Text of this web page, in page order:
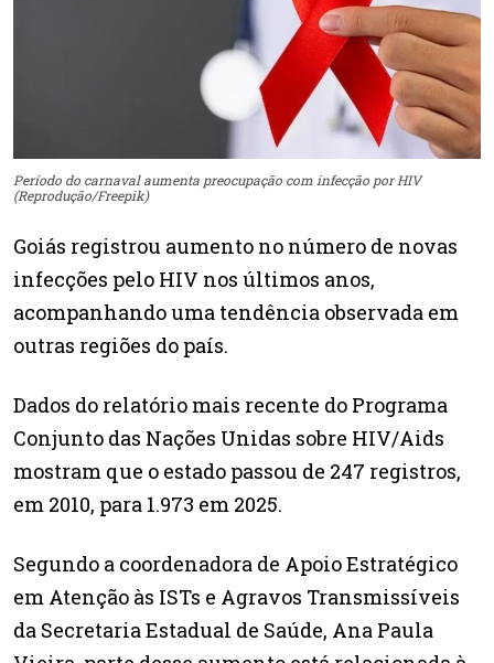
Período do carnaval aumenta preocupação com infecção por HIV
(Reprodução/Freepik)
Goiás registrou aumento no número de novas
infecções pelo HIV nos últimos anos,
acompanhando uma tendência observada em
outras regiões do país.
Dados do relatório mais recente do Programa
Conjunto das Nações Unidas sobre HIV/Aids
mostram que o estado passou de 247 registros,
em 2010, para 1.973 em 2025.
Segundo a coordenadora de Apoio Estratégico
em Atenção às ISTs e Agravos Transmissíveis
da Secretaria Estadual de Saúde, Ana Paula